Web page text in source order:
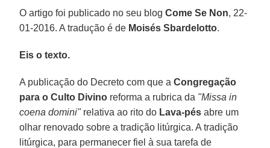
O artigo foi publicado no seu blogCome Se Non, 22-
01-2016. A tradução é de Moisés Sbardelotto.
Eis o texto.
A publicação do Decreto com que aCongregação
para o Culto Divino reforma a rubrica da "Missa in
coena domini"relativa ao rito do Lava-pés abre um
olhar renovado sobre a tradição litúrgica. A tradição
litúrgica, para permanecer fiel à sua tarefa de